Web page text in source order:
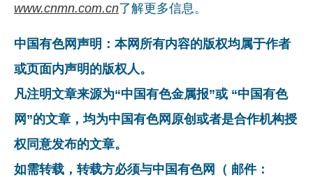
www.cnmn.com.cn了解更多信息。
中国有色网声明：本网所有内容的版权均属于作者
或页面内声明的版权人。
凡注明文章来源为“中国有色金属报”或 “中国有色
网”的文章，均为中国有色网原创或者是合作机构授
权同意发布的文章。
如需转载，转载方必须与中国有色网（ 邮件：